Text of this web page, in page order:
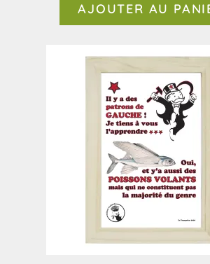
AJOUTER AU